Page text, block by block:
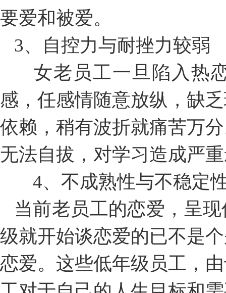
要爱和被爱。
3、自控力与耐挫力较弱
女老员工一旦陷入热
感，任感情随意放纵，缺
依赖，稍有波折就痛苦万
无法自拔，对学习造成严
4、不成熟性与不稳定
当前老员工的恋爱，呈
级就开始谈恋爱的已不是
恋爱。这些低年级员工，